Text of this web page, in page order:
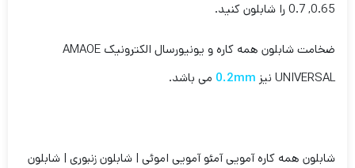
0.65, 0.7 را شابلون کنید.
ضخامت شابلون همه کاره و یونیورسال الکترونیک AMAOE
UNIVERSAL نیز
0.2mm می باشد.
شابلون همه کاره آمویی آمئو آمویی اموئی | شابلون زنبوری | شابلون